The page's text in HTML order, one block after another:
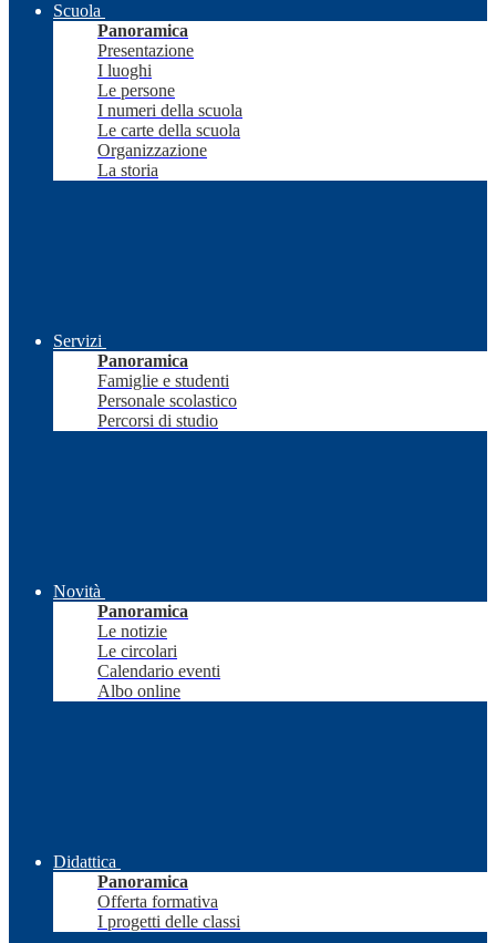
Scuola
Panoramica
Presentazione
I luoghi
Le persone
I numeri della scuola
Le carte della scuola
Organizzazione
La storia
Servizi
Panoramica
Famiglie e studenti
Personale scolastico
Percorsi di studio
Novità
Panoramica
Le notizie
Le circolari
Calendario eventi
Albo online
Didattica
Panoramica
Offerta formativa
I progetti delle classi